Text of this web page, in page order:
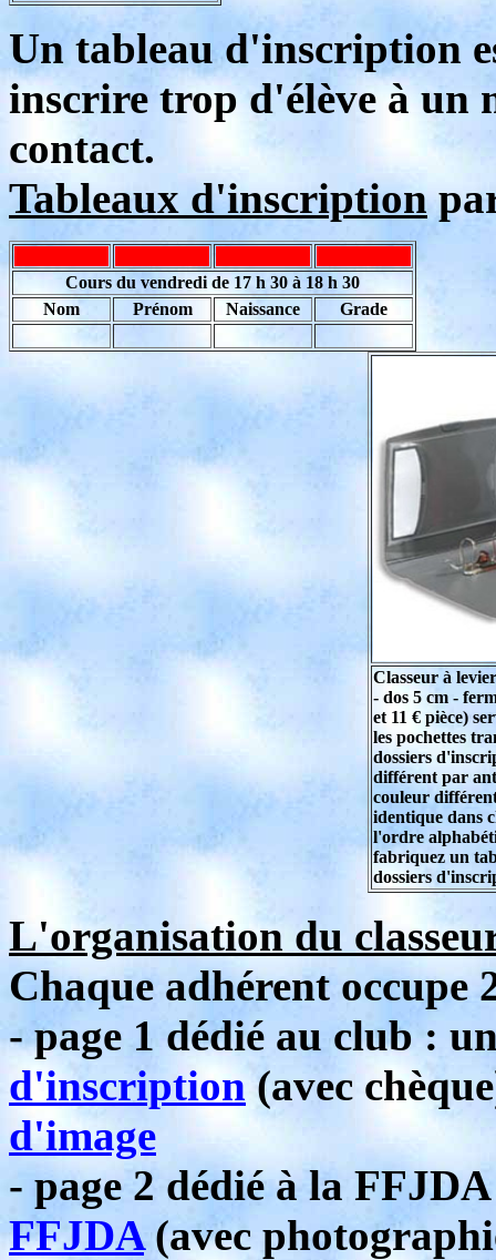
Un tableau d'inscription
inscrire trop d'élève à un
contact.
Tableaux d'inscription
Cours du vendredi de 17 h 30 à 18 h 30
Nom
Prénom Naissance Grade
Classeur à
- dos 5 cm -
et 11 € pièce)
les pochettes
dossiers
différent par
couleur
identique dans
l'ordre
fabriquez un
dossiers
L'organisation du
Chaque adhérent occupe
- page 1 dédié au club :
d'inscription(avec
d'image
- page 2 dédié à la
FFJDA(avec